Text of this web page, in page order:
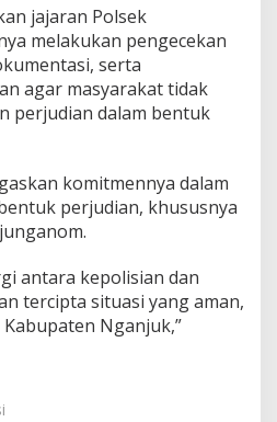
jajaran Polsek
melakukan pengecekan
serta
agar masyarakat tidak
perjudian dalam bentuk
komitmennya dalam
perjudian, khususnya
antara kepolisian dan
tercipta situasi yang aman,
Nganjuk,”